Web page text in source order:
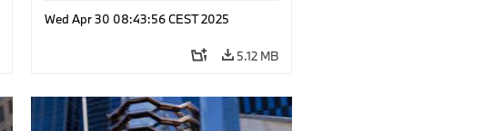
Wed Apr 30 08:43:56 CEST 2025
5.12 MB